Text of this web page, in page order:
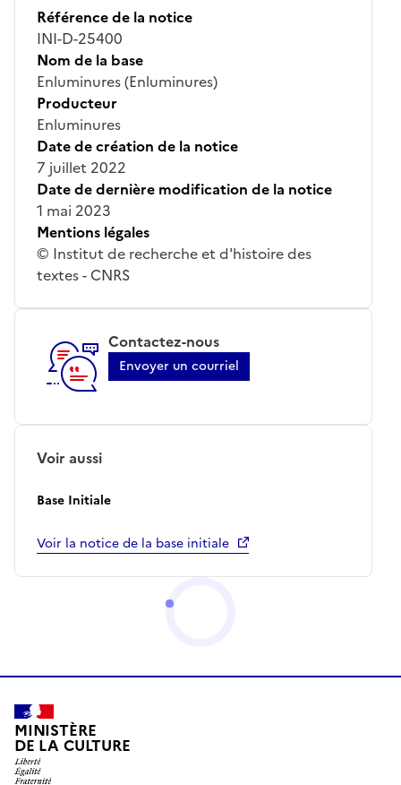
Référence de la notice
INI-D-25400
Nom de la base
Enluminures (Enluminures)
Producteur
Enluminures
Date de création de la notice
7 juillet 2022
Date de dernière modification de la notice
1 mai 2023
Mentions légales
© Institut de recherche et d'histoire des
textes - CNRS
Contactez-nous
Envoyer un courriel
Voir aussi
Base Initiale
Voir la notice de la base initiale
MINISTÈRE
DE LA CULTURE